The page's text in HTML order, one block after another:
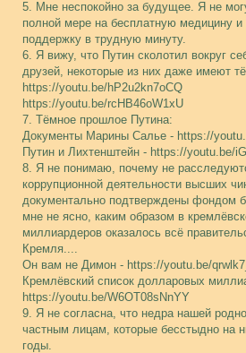
5. Мне неспокойно за будущее. Я не
полной мере на бесплатную медицину и
поддержку в трудную минуту.
6. Я вижу, что Путин сколотил вокруг
друзей, некоторые из них даже имеют
https://youtu.be/hP2u2kn7oCQ
https://youtu.be/rcHB46oW1xU
7. Тёмное прошлое Путина:
Документы Марины Салье - https://
Путин и Лихтенштейн - https://youtu.be/
8. Я не понимаю, почему не
коррупционной деятельности высших
документально подтверждены фондом
мне не ясно, каким образом в
миллиардеров оказалось всё
Кремля....
Он вам не Димон - https://youtu.be/
Кремлёвский список долларовых
https://youtu.be/W6OT08sNnYY
9. Я не согласна, что недра нашей
частным лицам, которые бесстыдно на
годы.